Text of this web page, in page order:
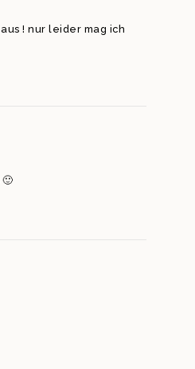
! nur leider mag ich